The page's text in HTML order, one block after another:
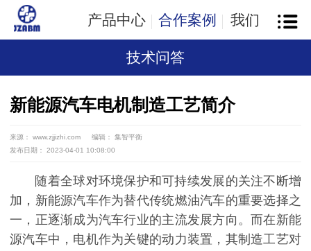
产品中心 合作案例 我们
技术问答
新能源汽车电机制造工艺简介
来源： www.zjjizhi.com
编辑： 集智平衡
发布日期： 2023-04-01 10:08:00
随着全球对环境保护和可持续发展的关注不断增
加，新能源汽车作为替代传统燃油汽车的重要选择之
一，正逐渐成为汽车行业的主流发展方向。而在新能
源汽车中，电机作为关键的动力装置，其制造工艺对